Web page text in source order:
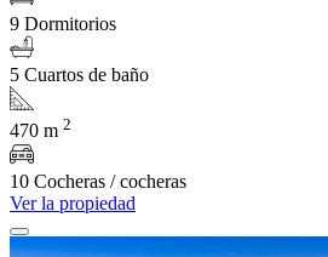
9 Dormitorios
5 Cuartos de baño
470 m 2
10 Cocheras / cocheras
Ver la propiedad